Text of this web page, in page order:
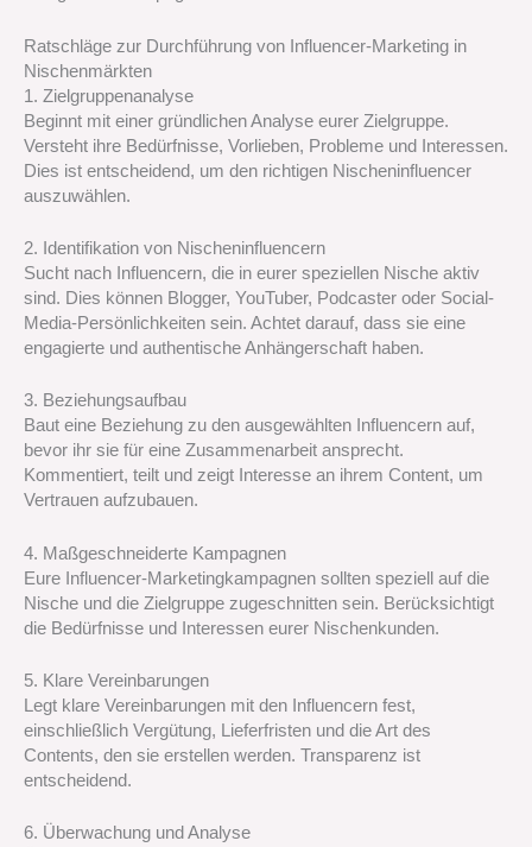
Ratschläge zur Durchführung von Influencer-Marketing in
Nischenmärkten
1. Zielgruppenanalyse
Beginnt mit einer gründlichen Analyse eurer Zielgruppe.
Versteht ihre Bedürfnisse, Vorlieben, Probleme und Interessen.
Dies ist entscheidend, um den richtigen Nischeninfluencer
auszuwählen.
2. Identifikation von Nischeninfluencern
Sucht nach Influencern, die in eurer speziellen Nische aktiv
sind. Dies können Blogger, YouTuber, Podcaster oder Social-
Media-Persönlichkeiten sein. Achtet darauf, dass sie eine
engagierte und authentische Anhängerschaft haben.
3. Beziehungsaufbau
Baut eine Beziehung zu den ausgewählten Influencern auf,
bevor ihr sie für eine Zusammenarbeit ansprecht.
Kommentiert, teilt und zeigt Interesse an ihrem Content, um
Vertrauen aufzubauen.
4. Maßgeschneiderte Kampagnen
Eure Influencer-Marketingkampagnen sollten speziell auf die
Nische und die Zielgruppe zugeschnitten sein. Berücksichtigt
die Bedürfnisse und Interessen eurer Nischenkunden.
5. Klare Vereinbarungen
Legt klare Vereinbarungen mit den Influencern fest,
einschließlich Vergütung, Lieferfristen und die Art des
Contents, den sie erstellen werden. Transparenz ist
entscheidend.
6. Überwachung und Analyse